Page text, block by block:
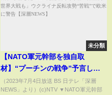
未分類
【NATO軍元幹部を独自取
材】“プーチンの戦争”予言した
NATO元副最高司令官「第三次世
界大戦も」ウクライナ反転攻
（2023年7月4日放送 BS 日テレ「深層
NEWS」より）(c)NTV ▼NATO軍元幹部